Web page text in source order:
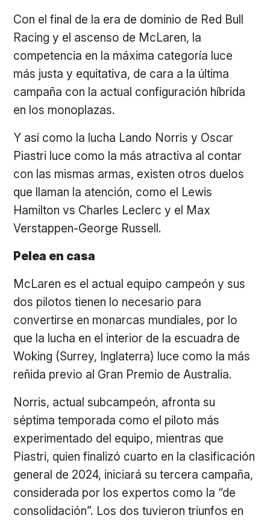
Con el final de la era de dominio de Red Bull
Racing y el ascenso de McLaren, la
competencia en la máxima categoría luce
más justa y equitativa, de cara a la última
campaña con la actual configuración híbrida
en los monoplazas.
Y así como la lucha Lando Norris y Oscar
Piastri luce como la más atractiva al contar
con las mismas armas, existen otros duelos
que llaman la atención, como el Lewis
Hamilton vs Charles Leclerc y el Max
Verstappen-George Russell.
Pelea en casa
McLaren es el actual equipo campeón y sus
dos pilotos tienen lo necesario para
convertirse en monarcas mundiales, por lo
que la lucha en el interior de la escuadra de
Woking (Surrey, Inglaterra) luce como la más
reñida previo al Gran Premio de Australia.
Norris, actual subcampeón, afronta su
séptima temporada como el piloto más
experimentado del equipo, mientras que
Piastri, quien finalizó cuarto en la clasificación
general de 2024, iniciará su tercera campaña,
considerada por los expertos como la “de
consolidación”. Los dos tuvieron triunfos en